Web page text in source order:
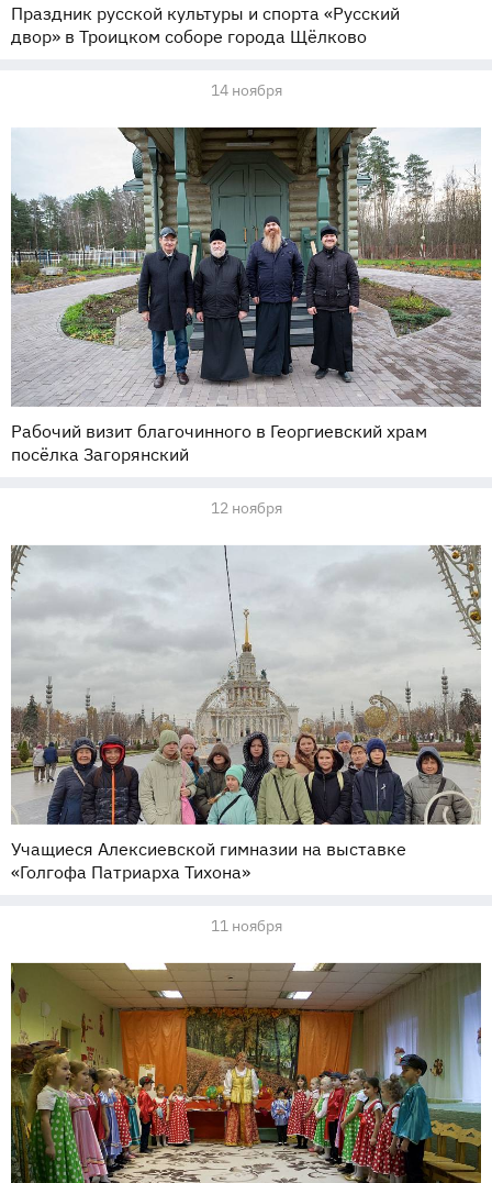
Праздник русской культуры и спорта «Русский
двор» в Троицком соборе города Щёлково
14 ноября
Рабочий визит благочинного в Георгиевский храм
посёлка Загорянский
12 ноября
Учащиеся Алексиевской гимназии на выставке
«Голгофа Патриарха Тихона»
11 ноября